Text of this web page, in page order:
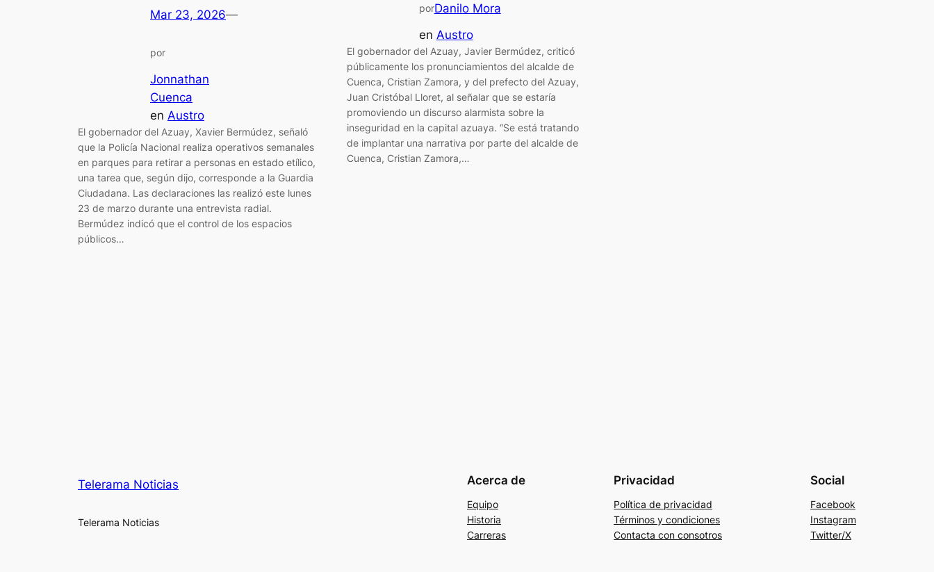
Mar 23, 2026—
por
Jonnathan
Cuenca
en Austro
El gobernador del Azuay, Xavier Bermúdez, señaló
que la Policía Nacional realiza operativos semanales
en parques para retirar a personas en estado etílico,
una tarea que, según dijo, corresponde a la Guardia
Ciudadana. Las declaraciones las realizó este lunes
23 de marzo durante una entrevista radial.
Bermúdez indicó que el control de los espacios
públicos…
porDanilo Mora
en Austro
El gobernador del Azuay, Javier Bermúdez, criticó
públicamente los pronunciamientos del alcalde de
Cuenca, Cristian Zamora, y del prefecto del Azuay,
Juan Cristóbal Lloret, al señalar que se estaría
promoviendo un discurso alarmista sobre la
inseguridad en la capital azuaya. “Se está tratando
de implantar una narrativa por parte del alcalde de
Cuenca, Cristian Zamora,…
Telerama Noticias
Telerama Noticias
Acerca de
Equipo
Historia
Carreras
Privacidad
Política de privacidad
Términos y condiciones
Contacta con consotros
Social
Facebook
Instagram
Twitter/X